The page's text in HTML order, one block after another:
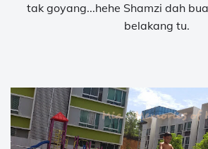
tak goyang...hehe Shamzi dah
belakang tu.